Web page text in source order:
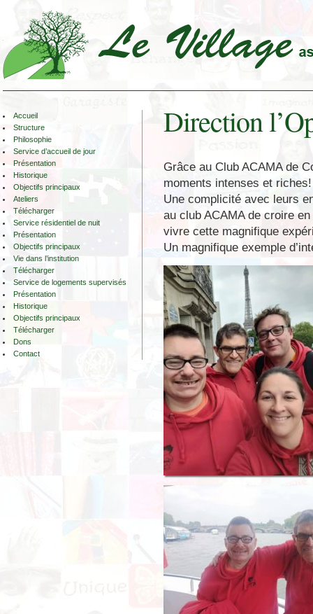
Direction
Accueil
Structure
Philosophie
Service d’accueil de jour
Présentation
Historique
Objectifs principaux
Ateliers
Télécharger
Service résidentiel de nuit
Présentation
Objectifs principaux
Vie dans l’institution
Télécharger
Service de logements supervisés
Présentation
Historique
Objectifs principaux
Télécharger
Dons
Contact
Grâce au Club ACAMA de
moments intenses et riches!
Une complicité avec leurs
au club ACAMA de croire
vivre cette magnifique
Un magnifique exemple